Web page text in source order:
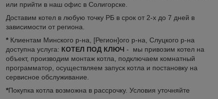
или прийти в наш офис в Солигорске.
Доставим котел в любую точку РБ в срок от 2-х до 7 дней в
зависимости от региона.
* Клиентам Минского р-на, [Регион]ого р-на, Слуцкого р-на
доступна услуга: КОТЕЛ ПОД КЛЮЧ - мы привозим котел на
объект, производим монтаж котла, подключаем комнатный
программатор, осуществляем запуск котла и постановку на
сервисное обслуживание.
*Покупка котла возможна в рассрочку. Условия уточняйте